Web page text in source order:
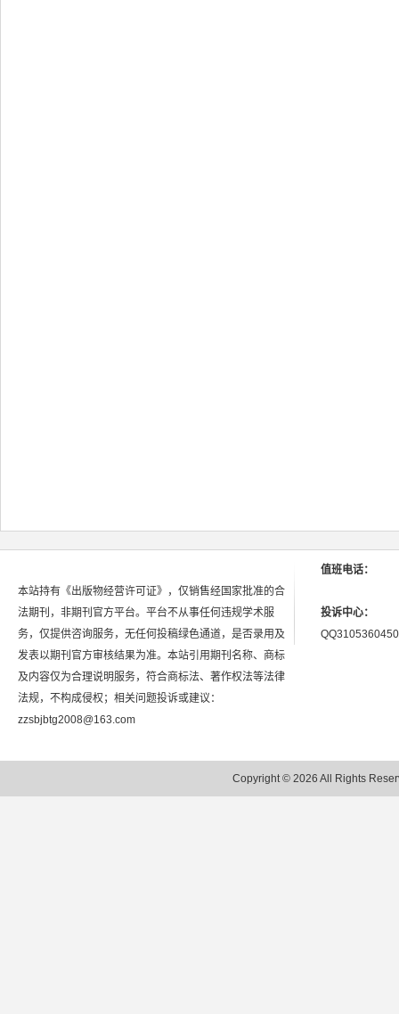
本站持有《出版物经营许可证》，仅销售经国家批准的合
法期刊，非期刊官方平台。平台不从事任何违规学术服
务，仅提供咨询服务，无任何投稿绿色通道，是否录用及
发表以期刊官方审核结果为准。本站引用期刊名称、商标
及内容仅为合理说明服务，符合商标法、著作权法等法律
法规，不构成侵权；相关问题投诉或建议：
zzsbjbtg2008@163.com
值班电话：
投诉中心：
QQ3105360450
Copyright © 2026 All Rights